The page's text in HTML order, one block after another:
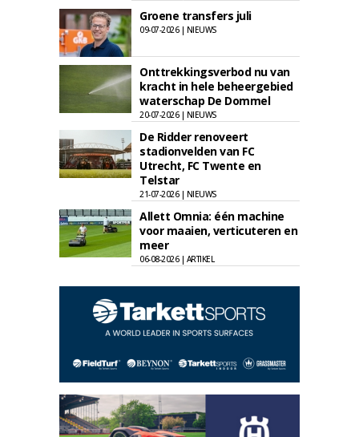
Groene transfers juli
09-07-2026 | NIEUWS
Onttrekkingsverbod nu van
kracht in hele beheergebied
waterschap De Dommel
20-07-2026 | NIEUWS
De Ridder renoveert
stadionvelden van FC
Utrecht, FC Twente en
Telstar
21-07-2026 | NIEUWS
Allett Omnia: één machine
voor maaien, verticuteren en
meer
06-08-2026 | ARTIKEL